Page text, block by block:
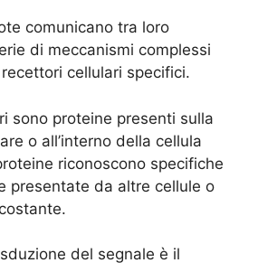
comunicano tra loro
di meccanismi complessi
cellulari specifici.
sono proteine ​​presenti sulla
o all’interno della cellula
​​riconoscono specifiche
presentate da altre cellule o
del segnale è il